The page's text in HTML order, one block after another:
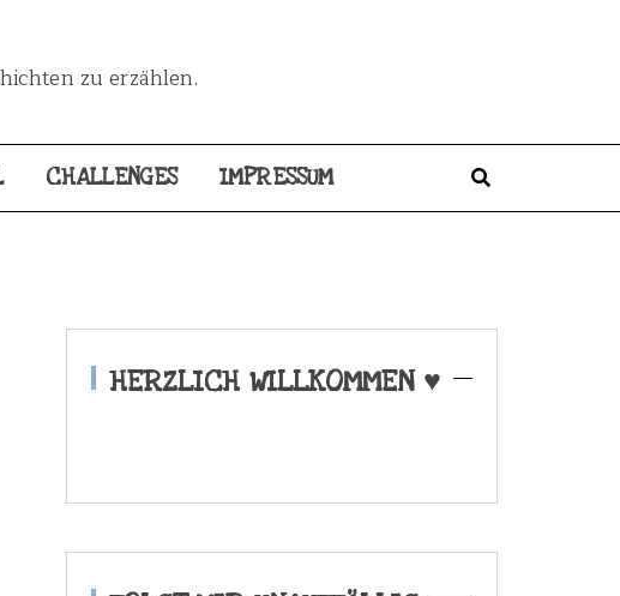
zu erzählen.
CHALLENGES IMPRESSUM
HERZLICH WILLKOMMEN ♥